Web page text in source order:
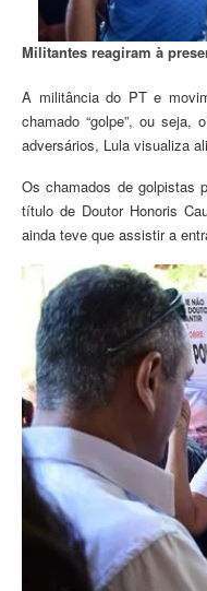
Militantes reagiram à
A militância do PT e
chamado “golpe”, ou seja,
adversários, Lula visualiza
Os chamados de golpistas
título de Doutor Honoris
ainda teve que assistir a